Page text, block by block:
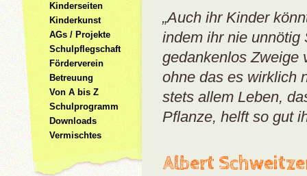
Kinderseiten
Kinderkunst
AGs / Projekte
Schulpflegschaft
Förderverein
Betreuung
Von A bis Z
Schulprogramm
Downloads
Vermischtes
„Auch ihr Kinder
indem ihr nie unnötig
gedankenlos Zweige
ohne das es wirklich
stets allem Leben,
Pflanze, helft so gut
Albert